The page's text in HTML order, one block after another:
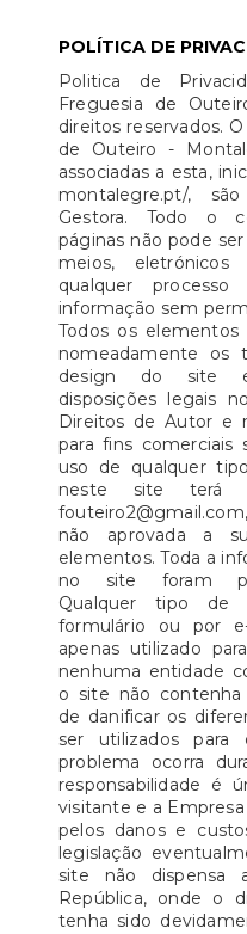
POLÍTICA DE
Politica de
Freguesia de
direitos reservados.
de Outeiro -
associadas a esta,
montalegre.pt/,
Gestora. Todo o
páginas não pode
meios,
qualquer
informação sem
Todos os elementos
nomeadamente os
design do site
disposições legais
Direitos de Autor e
para fins comerciais
uso de qualquer
neste site terá
não aprovada a
elementos. Toda a
no site foram
Qualquer tipo de
formulário ou por
apenas utilizado
nenhuma entidade
o site não
de danificar os
ser utilizados para
problema ocorra
responsabilidade é
visitante e a
pelos danos e
legislação
site não dispensa
República, onde o
tenha sido